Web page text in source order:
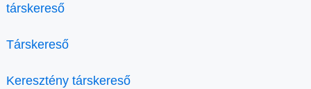
társkereső
Társkereső
Keresztény társkereső